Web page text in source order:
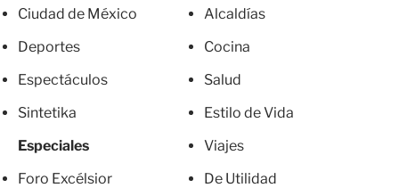
Ciudad de México
Deportes
Espectáculos
Sintetika
Especiales
Foro Excélsior
Alcaldías
Cocina
Salud
Estilo de Vida
Viajes
De Utilidad